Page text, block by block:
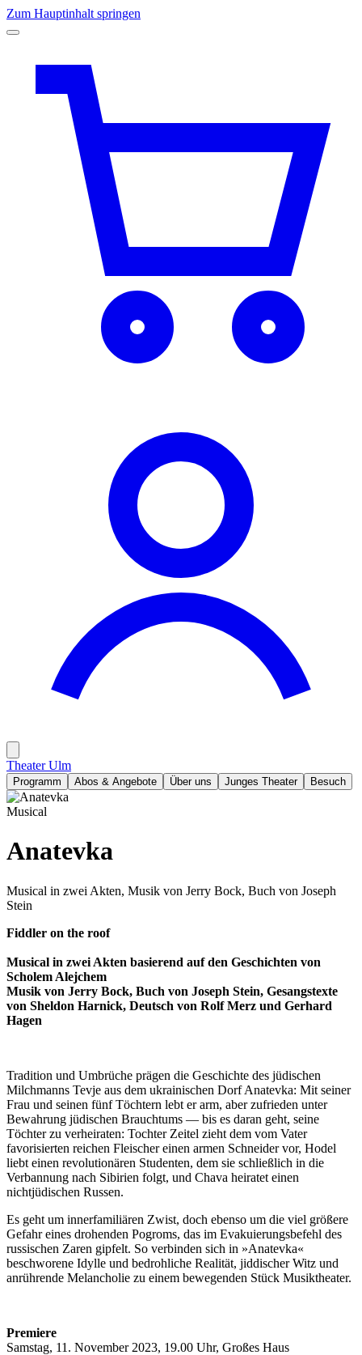
Zum Hauptinhalt springen
Theater Ulm
Programm Abos & Angebote Über uns Junges Theater Besuch
Musical
Anatevka
Musical in zwei Akten, Musik von Jerry Bock, Buch von Joseph
Stein
Fiddler on the roof
Musical in zwei Akten basierend auf den Geschichten von
Scholem Alejchem
Musik von Jerry Bock, Buch von Joseph Stein, Gesangstexte
von Sheldon Harnick, Deutsch von Rolf Merz und Gerhard
Hagen
Tradition und Umbrüche prägen die Geschichte des jüdischen
Milchmanns Tevje aus dem ukrainischen Dorf Anatevka: Mit seiner
Frau und seinen fünf Töchtern lebt er arm, aber zufrieden unter
Bewahrung jüdischen Brauchtums — bis es daran geht, seine
Töchter zu verheiraten: Tochter Zeitel zieht dem vom Vater
favorisierten reichen Fleischer einen armen Schneider vor, Hodel
liebt einen revolutionären Studenten, dem sie schließlich in die
Verbannung nach Sibirien folgt, und Chava heiratet einen
nichtjüdischen Russen.
Es geht um innerfamiliären Zwist, doch ebenso um die viel größere
Gefahr eines drohenden Pogroms, das im Evakuierungsbefehl des
russischen Zaren gipfelt. So verbinden sich in »Anatevka«
beschworene Idylle und bedrohliche Realität, jiddischer Witz und
anrührende Melancholie zu einem bewegenden Stück Musiktheater.
Premiere
Samstag, 11. November 2023, 19.00 Uhr, Großes Haus